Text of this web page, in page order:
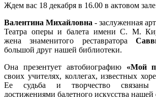
Ждем вас 18 декабря в 16.00 в актовом
Валентина Михайловна - заслуженная
Театра оперы и балета имени С. М.
жена знаменитого реставратора
большой друг нашей библиотеки.
Она презентует автобиографию «Мой
своих учителях, коллегах, известных
Ее судьба и творчество
достижениями балетного искусства нашей